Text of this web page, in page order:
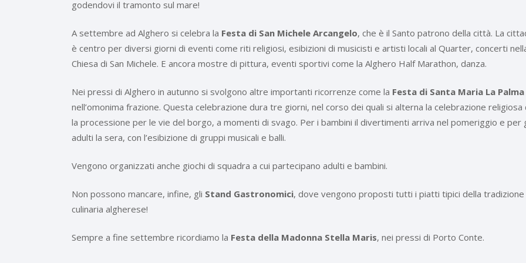
godendovi il tramonto sul mare!
A settembre ad Alghero si celebra la Festa di San Michele Arcangelo, che è il Santo patrono della città. La
è centro per diversi giorni di eventi come riti religiosi, esibizioni di musicisti e artisti locali al Quarter, concerti
Chiesa di San Michele. E ancora mostre di pittura, eventi sportivi come la Alghero Half Marathon, danza.
Nei pressi di Alghero in autunno si svolgono altre importanti ricorrenze come la Festa di Santa Maria La Palma
nell’omonima frazione. Questa celebrazione dura tre giorni, nel corso dei quali si alterna la celebrazione religiosa
la processione per le vie del borgo, a momenti di svago. Per i bambini il divertimenti arriva nel pomeriggio e per
adulti la sera, con l’esibizione di gruppi musicali e balli.
Vengono organizzati anche giochi di squadra a cui partecipano adulti e bambini.
Non possono mancare, infine, gli Stand Gastronomici, dove vengono proposti tutti i piatti tipici della tradizione
culinaria algherese!
Sempre a fine settembre ricordiamo la Festa della Madonna Stella Maris, nei pressi di Porto Conte.